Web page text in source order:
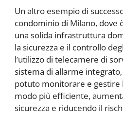
Un altro esempio di
condominio di Milano, dove
una solida infrastruttura
la sicurezza e il controllo
l’utilizzo di telecamere di
sistema di allarme
potuto monitorare e gestire
modo più efficiente,
sicurezza e riducendo il